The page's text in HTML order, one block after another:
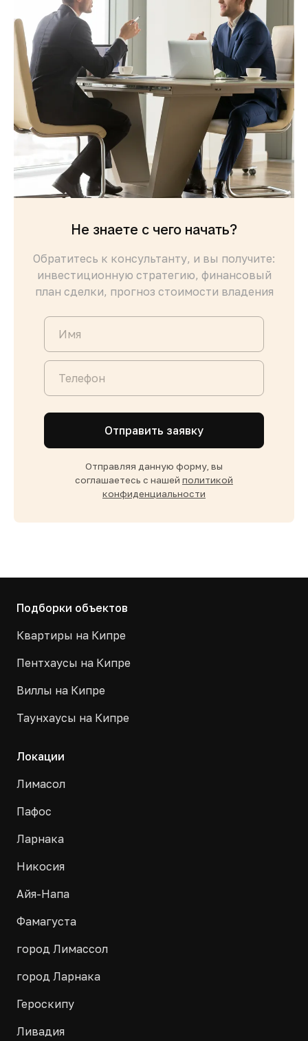
Не знаете с чего начать?
Обратитесь к консультанту, и вы получите:
инвестиционную стратегию, финансовый
план сделки, прогноз стоимости владения
Отправить заявку
Отправляя данную форму, вы
соглашаетесь с нашей политикой
конфиденциальности
Подборки объектов
Квартиры на Кипре
Пентхаусы на Кипре
Виллы на Кипре
Таунхаусы на Кипре
Локации
Лимасол
Пафос
Ларнака
Никосия
Айя-Напа
Фамагуста
город Лимассол
город Ларнака
Героскипу
Ливадия